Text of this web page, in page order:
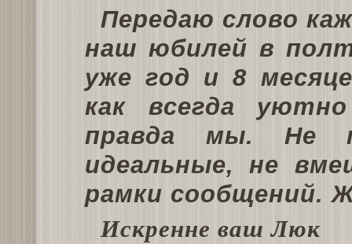
Передаю слово
наш юбилей в
уже год и 8
как всегда
правда мы. Не
идеальные, не
рамки сообщений.
Искренне ваш Люк